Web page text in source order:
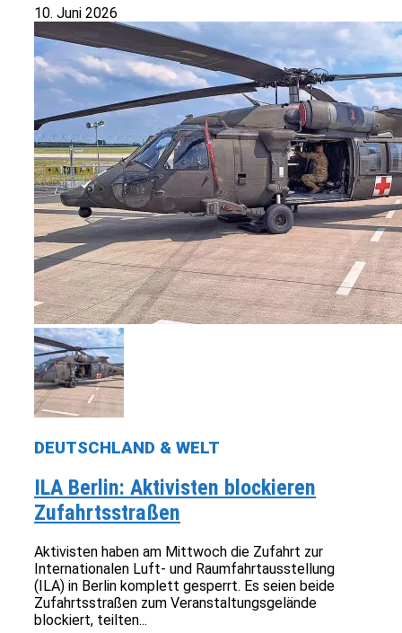
10. Juni 2026
DEUTSCHLAND & WELT
ILA Berlin: Aktivisten blockieren
Zufahrtsstraßen
Aktivisten haben am Mittwoch die Zufahrt zur
Internationalen Luft- und Raumfahrtausstellung
(ILA) in Berlin komplett gesperrt. Es seien beide
Zufahrtsstraßen zum Veranstaltungsgelände
blockiert, teilten...